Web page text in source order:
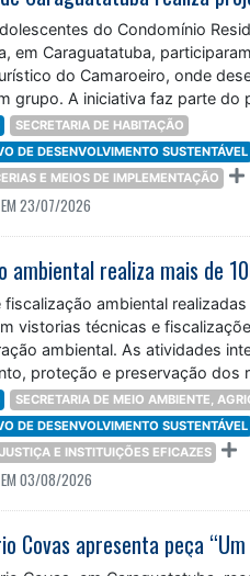
do Condomínio
em Caraguatatuba,
do Camaroeiro, onde
grupo. A iniciativa faz parte do
SECRETARIA DE HABITAÇÃO
DE DESENVOLVIMENTO SUSTENTÁVEL
E MEIOS DE IMPLEMENTAÇÃO
EM 23/07/2026
fiscalização ambiental
vistorias técnicas e
ambiental. As atividades
proteção e preservação dos
pela
SECRETARIA DE MEIO AMBIENTE,
DE DESENVOLVIMENTO SUSTENTÁVEL
E INSTITUIÇÕES EFICAZES
EM 03/08/2026